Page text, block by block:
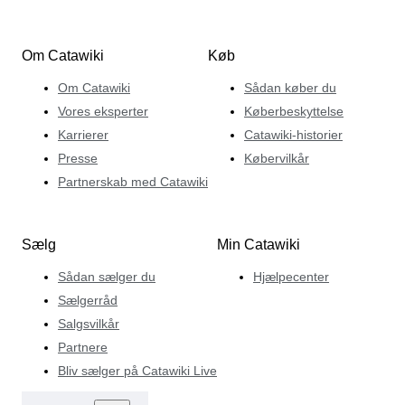
øjeblikke med venner og familie. For at samle din
genstand, kan du udforske hans vidunderlige auktioner,
der er skabt med et skarpt øje for kvalitet og trends.
Om Catawiki
Om Catawiki
Vores eksperter
Karrierer
Presse
Partnerskab med Catawiki
Køb
Sådan køber du
Køberbeskyttelse
Catawiki-historier
Købervilkår
Sælg
Sådan sælger du
Sælgerråd
Salgsvilkår
Partnere
Bliv sælger på Catawiki Live
Min Catawiki
Hjælpecenter